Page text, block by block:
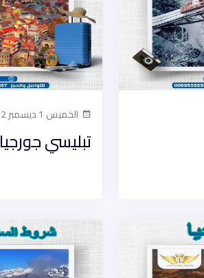
الخميس 1 ديسمبر 2022
تبليسي جورجيا